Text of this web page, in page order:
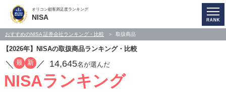
オリコン顧客満足度ランキング
NISA
おすすめのNISA 証券会社ランキング・比較 取扱商品
【2026年】NISAの取扱商品ランキング・比較
／ 最 新 ／ 14,645名が選んだ
NISAランキング